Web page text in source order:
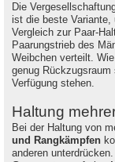
Die
ist die beste
Vergleich zur Paar-
Paarungstrieb des
Weibchen verteilt.
genug
Verfügung stehen.
Haltung
Bei der Haltung von
und Rangkämpfen
anderen